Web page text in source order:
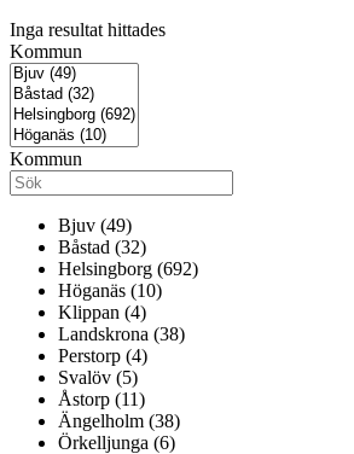
Inga resultat hittades
Kommun
Kommun
Bjuv (49)
Båstad (32)
Helsingborg (692)
Höganäs (10)
Klippan (4)
Landskrona (38)
Perstorp (4)
Svalöv (5)
Åstorp (11)
Ängelholm (38)
Örkelljunga (6)